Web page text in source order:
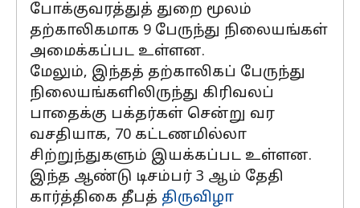
போக்குவரத்துத் துறை மூலம்
தற்காலிகமாக 9 பேருந்து நிலையங்கள்
அமைக்கப்பட உள்ளன.
மேலும், இந்தத் தற்காலிகப் பேருந்து
நிலையங்களிலிருந்து கிரிவலப்
பாதைக்கு பக்தர்கள் சென்று வர
வசதியாக, 70 கட்டணமில்லா
சிற்றுந்துகளும் இயக்கப்பட உள்ளன.
இந்த ஆண்டு டிசம்பர் 3 ஆம் தேதி
கார்த்திகை தீபத் திருவிழா